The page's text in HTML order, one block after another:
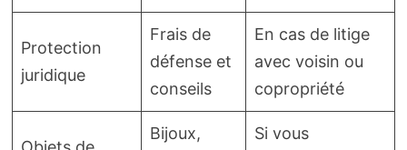
Protection
juridique
Frais de
défense et
conseils
En cas de litige
avec voisin ou
copropriété
Bijoux,
Si vous